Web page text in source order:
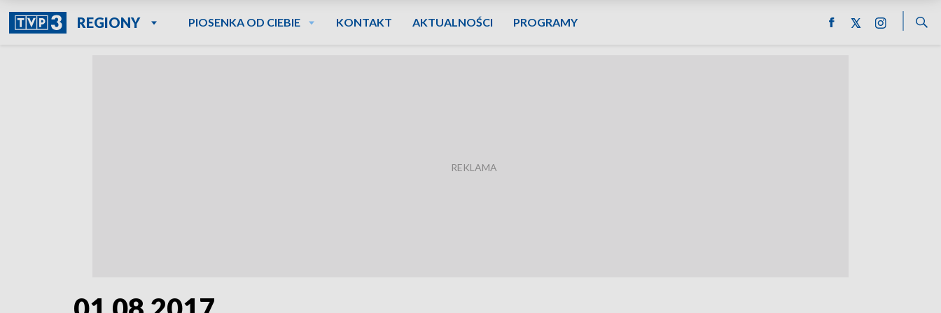
REGIONY PIOSENKA OD CIEBIE KONTAKT AKTUALNOŚCI PROGRAMY